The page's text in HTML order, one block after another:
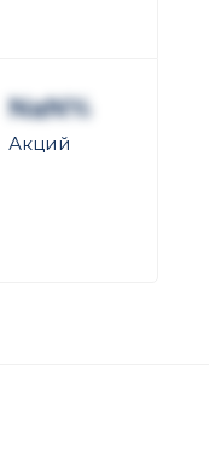
NaN%
Акций